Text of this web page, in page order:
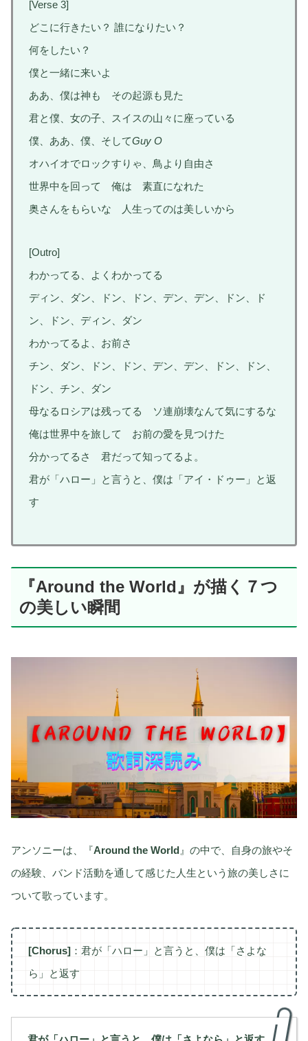
[Verse 3]
どこに行きたい？ 誰になりたい？
何をしたい？
僕と一緒に来いよ
ああ、僕は神も その起源も見た
君と僕、女の子、スイスの山々に座っている
僕、ああ、僕、そしてGuy O
オハイオでロックすりゃ、鳥より自由さ
世界中を回って 俺は 素直になれた
奥さんをもらいな 人生ってのは美しいから
[Outro]
わかってる、よくわかってる
ディン、ダン、ドン、ドン、デン、デン、ドン、ド
ン、ドン、ディン、ダン
わかってるよ、お前さ
チン、ダン、ドン、ドン、デン、デン、ドン、ドン、
ドン、チン、ダン
母なるロシアは残ってる ソ連崩壊なんて気にするな
俺は世界中を旅して お前の愛を見つけた
分かってるさ 君だって知ってるよ。
君が「ハロー」と言うと、僕は「アイ・ドゥー」と返
す
『Around the World』が描く７つ
の美しい瞬間
アンソニーは、『Around the World 』の中で、自身の旅やそ
の経験、バンド活動を通して感じた人生という旅の美しさに
ついて歌っています。
[Chorus]：君が「ハロー」と言うと、僕は「さよな
ら」と返す